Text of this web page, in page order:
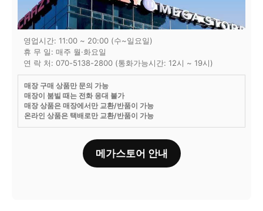
영업시간: 11:00 ~ 20:00 (수~일요일)
휴 무 일: 매주 월·화요일
연 락 처: 070-5138-2800 (통화가능시간: 12시 ~ 19시)
매장 구매 상품만 문의 가능
매장이 붐빌 때는 전화 응대 불가
매장 상품은 매장에서만 교환/반품이 가능
온라인 상품은 택배로만 교환/반품이 가능
메가스토어 안내